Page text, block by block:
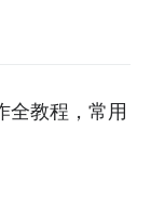
全教程，常用